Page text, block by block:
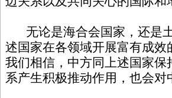
无论是海合会国家，还是
述国家在各领域开展富有成
我们相信，中方同上述国家
系产生积极推动作用，也会